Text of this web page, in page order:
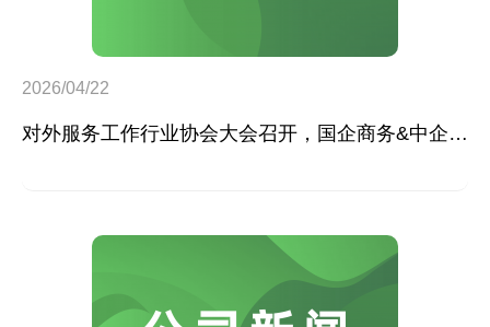
2026/04/22
对外服务工作行业协会大会召开，国企商务&中企人力参会共探发展